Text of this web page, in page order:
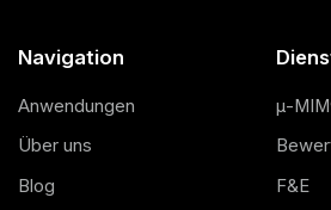
Navigation
Anwendungen
Über uns
Blog
μ-
F&E